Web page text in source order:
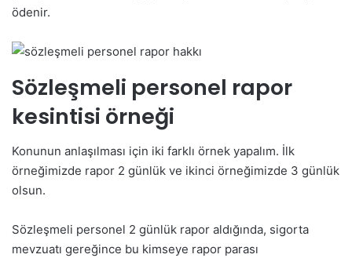
ödenir.
Sözleşmeli personel rapor
kesintisi örneği
Konunun anlaşılması için iki farklı örnek yapalım. İlk
örneğimizde rapor 2 günlük ve ikinci örneğimizde 3 günlük
olsun.
Sözleşmeli personel 2 günlük rapor aldığında, sigorta
mevzuatı gereğince bu kimseye rapor parası